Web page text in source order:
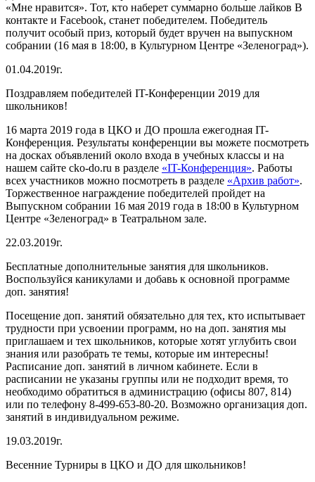
«Мне нравится». Тот, кто наберет суммарно больше лайков В
контакте и Facebook, станет победителем. Победитель
получит особый приз, который будет вручен на выпускном
собрании (16 мая в 18:00, в Культурном Центре «Зеленоград»).
01.04.2019г.
Поздравляем победителей IT-Конференции 2019 для
школьников!
16 марта 2019 года в ЦКО и ДО прошла ежегодная IT-
Конференция. Результаты конференции вы можете посмотреть
на досках объявлений около входа в учебных классы и на
нашем сайте cko-do.ru в разделе «IT-Конференция». Работы
всех участников можно посмотреть в разделе «Архив работ».
Торжественное награждение победителей пройдет на
Выпускном собрании 16 мая 2019 года в 18:00 в Культурном
Центре «Зеленоград» в Театральном зале.
22.03.2019г.
Бесплатные дополнительные занятия для школьников.
Воспользуйся каникулами и добавь к основной программе
доп. занятия!
Посещение доп. занятий обязательно для тех, кто испытывает
трудности при усвоении программ, но на доп. занятия мы
приглашаем и тех школьников, которые хотят углубить свои
знания или разобрать те темы, которые им интересны!
Расписание доп. занятий в личном кабинете. Если в
расписании не указаны группы или не подходит время, то
необходимо обратиться в администрацию (офисы 807, 814)
или по телефону 8-499-653-80-20. Возможно организация доп.
занятий в индивидуальном режиме.
19.03.2019г.
Весенние Турниры в ЦКО и ДО для школьников!